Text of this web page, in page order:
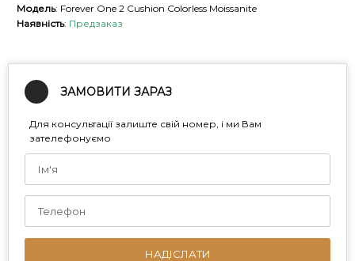
Модель: Forever One 2 Cushion Colorless Moissanite
Наявність: Предзаказ
ЗАМОВИТИ ЗАРАЗ
Для консультації залиште свій номер, і ми Вам
зателефонуємо
НАДІСЛАТИ